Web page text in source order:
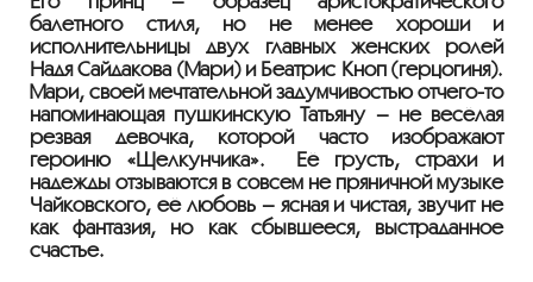
балетного стиля, но не менее хороши и
исполнительницы двух главных женских ролей
Надя Сайдакова (Мари) и Беатрис Кноп (герцогиня).
Мари, своей мечтательной задумчивостью отчего-то
напоминающая пушкинскую Татьяну – не весёлая
резвая девочка, которой часто изображают
героиню «Щелкунчика». Её грусть, страхи и
надежды отзываются в совсем не пряничной музыке
Чайковского, её любовь – ясная и чистая, звучит не
как фантазия, но как сбывшееся, выстраданное
счастье.